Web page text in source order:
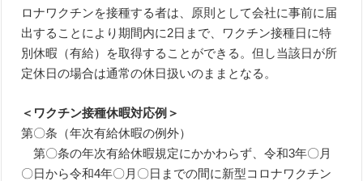
ロナワクチンを接種する者は、原則として会社に事前に届
出することにより期間内に2日まで、ワクチン接種日に特
別休暇（有給）を取得することができる。但し当該日が所
定休日の場合は通常の休日扱いのままとなる。
＜ワクチン接種休暇対応例＞
第〇条（年次有給休暇の例外）
第〇条の年次有給休暇規定にかかわらず、令和3年〇月
〇日から令和4年〇月〇日までの間に新型コロナワクチン